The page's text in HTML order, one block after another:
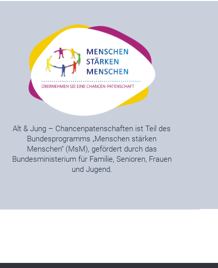
Alt & Jung – Chancenpatenschaften ist Teil des
Bundesprogramms „Menschen stärken
Menschen“ (MsM), gefördert durch das
Bundesministerium für Familie, Senioren, Frauen
und Jugend.